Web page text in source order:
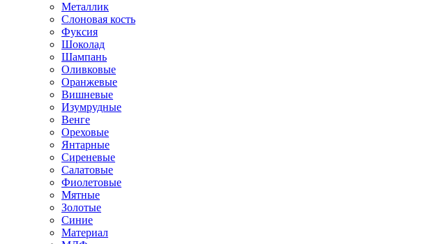
Металлик
Слоновая кость
Фуксия
Шоколад
Шампань
Оливковые
Оранжевые
Вишневые
Изумрудные
Венге
Ореховые
Янтарные
Сиреневые
Салатовые
Фиолетовые
Мятные
Золотые
Синие
Материал